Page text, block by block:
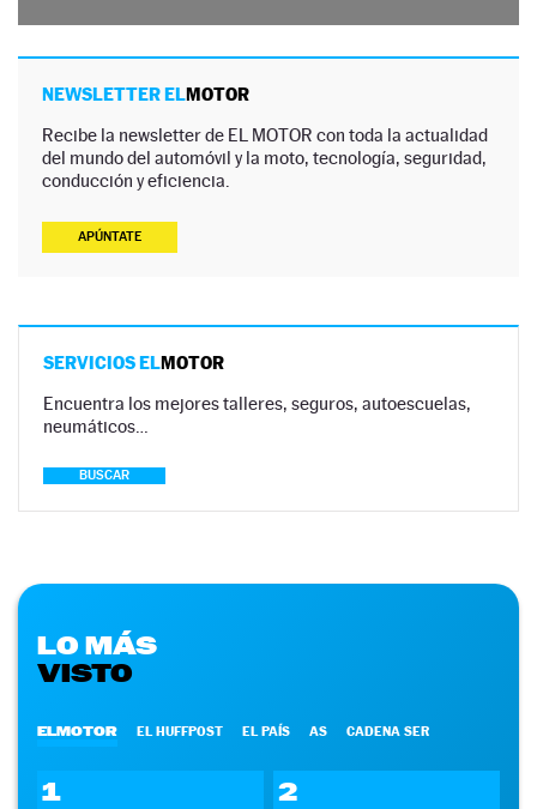
NEWSLETTER ELMOTOR
Recibe la newsletter de EL MOTOR con toda la actualidad
del mundo del automóvil y la moto, tecnología, seguridad,
conducción y eficiencia.
APÚNTATE
SERVICIOS ELMOTOR
Encuentra los mejores talleres, seguros, autoescuelas,
neumáticos…
BUSCAR
LO MÁS
VISTO
ELMOTOR EL HUFFPOST EL PAÍS AS CADENA SER
1 2